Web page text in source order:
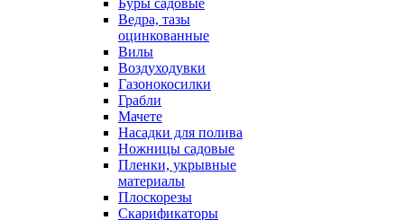
Буры садовые
Ведра, тазы
оцинкованные
Вилы
Воздуходувки
Газонокосилки
Грабли
Мачете
Насадки для полива
Ножницы садовые
Пленки, укрывные
материалы
Плоскорезы
Скарификаторы